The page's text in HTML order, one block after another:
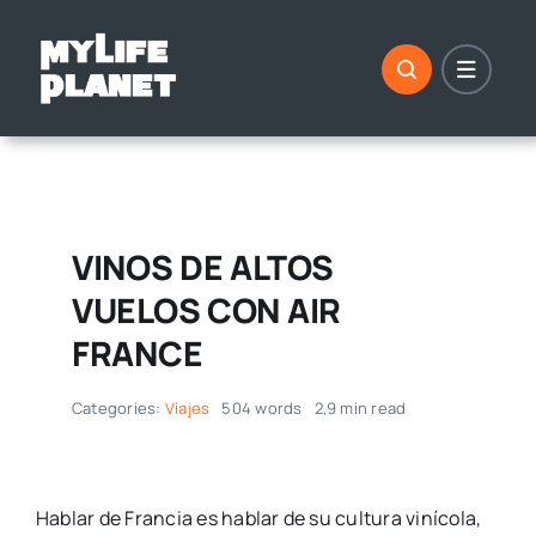
contenido
VINOS DE ALTOS
VUELOS CON AIR
FRANCE
Categories: Viajes 504 words 2,9 min read
Hablar de Francia es hablar de su cultura vinícola,